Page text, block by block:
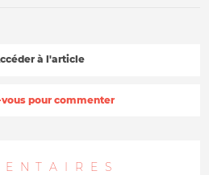
à l'article
pour commenter